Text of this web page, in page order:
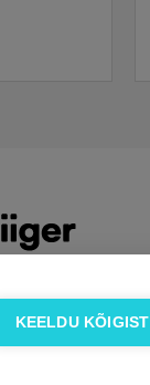
KEELDU KÕIGIST